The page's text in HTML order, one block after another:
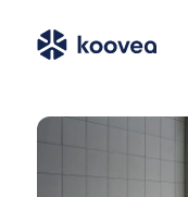
Accueil»Blog»